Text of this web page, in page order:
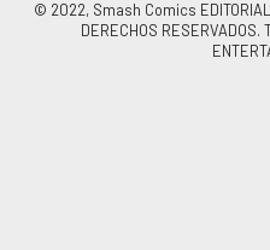
© 2022, Smash Comics EDITORIAL
DERECHOS